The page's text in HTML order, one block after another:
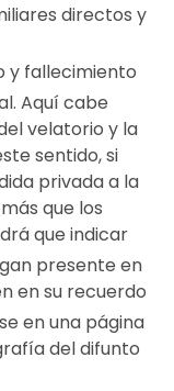
directos y
y fallecimiento
Aquí cabe
velatorio y la
sentido, si
privada a la
que los
que indicar
presente en
en su recuerdo
en una página
del difunto